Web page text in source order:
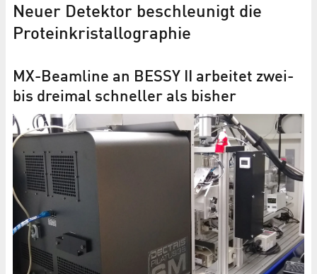
Neuer Detektor beschleunigt die
Proteinkristallographie
MX-Beamline an BESSY II arbeitet zwei-
bis dreimal schneller als bisher